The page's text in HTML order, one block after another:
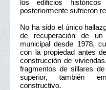
los edificios
posteriormente sufrieron
No ha sido el único
de recuperación de
municipal desde 1978,
con la propiedad antes
construcción de
fragmentos de sillares
superior, también
constructivo.